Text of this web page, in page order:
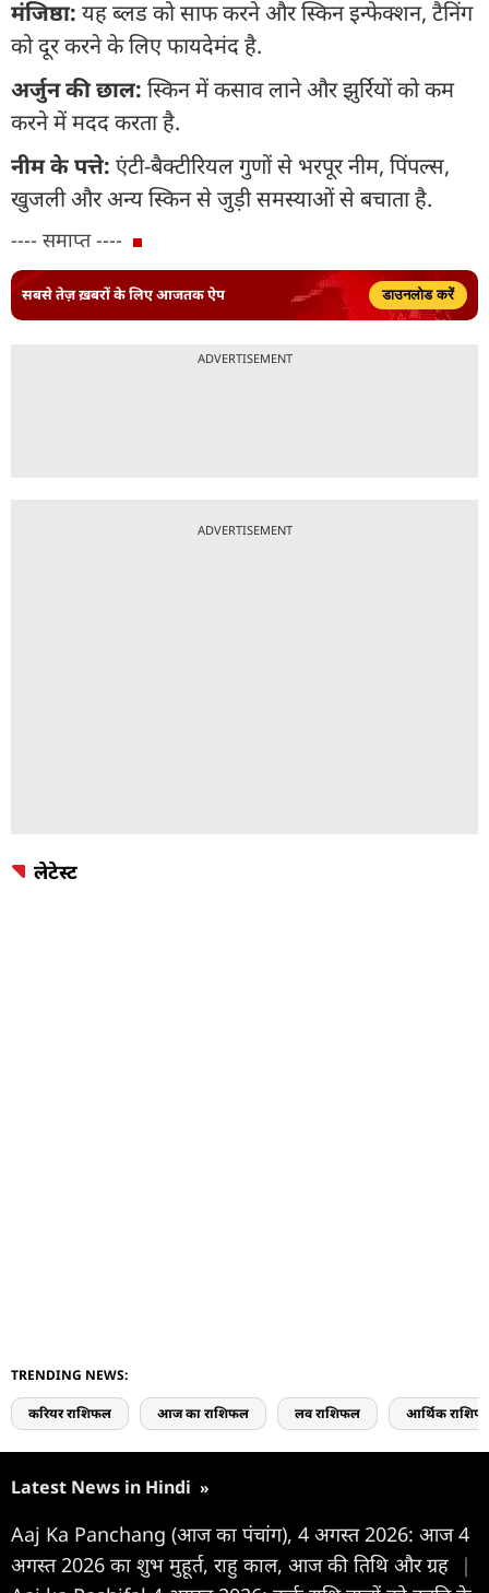
मंजिष्ठा: यह ब्लड को साफ करने और स्किन इन्फेक्शन, टैनिंग
को दूर करने के लिए फायदेमंद है.
अर्जुन की छाल: स्किन में कसाव लाने और झुर्रियों को कम
करने में मदद करता है.
नीम के पत्ते: एंटी-बैक्टीरियल गुणों से भरपूर नीम, पिंपल्स,
खुजली और अन्य स्किन से जुड़ी समस्याओं से बचाता है.
---- समाप्त ----
सबसे तेज़ ख़बरों के लिए आजतक ऐप डाउनलोड करें
ADVERTISEMENT
ADVERTISEMENT
लेटेस्ट
TRENDING NEWS:
करियर राशिफल आज का राशिफल लव राशिफल आर्थिक
Latest News in Hindi »
Aaj Ka Panchang (आज का पंचांग), 4 अगस्त 2026: आज 4
अगस्त 2026 का शुभ मुहूर्त, राहु काल, आज की तिथि और ग्रह
|